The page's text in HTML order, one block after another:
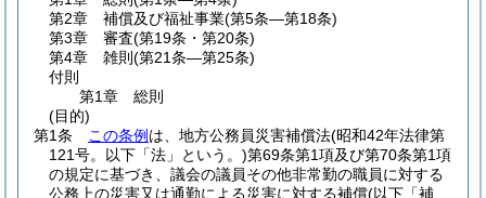
第2章
補償及び福祉事業(第5条―第18条)
第3章
審査(第19条・第20条)
第4章
雑則 (第21条―第25条)
付則
第1章
総則
(目的)
第1条
この条例 は、地方公務員災害補償法(昭和42年法律第
121号。以下「法」という。)第69条第1項及び第70条第1項
の規定に基づき、議会の議員その他非常勤の職員に対する
公務上の災害又は通勤による災害に対する補償(以下「補